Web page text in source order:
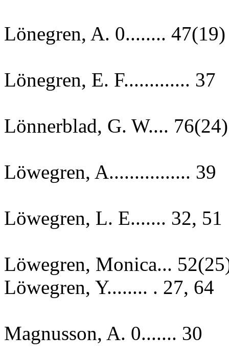
Lönegren, A. 0........ 47(19)
Lönegren, E. F............. 37
Lönnerblad, G. W.... 76(24)
Löwegren, A................ 39
Löwegren, L. E....... 32, 51
Löwegren, Monica...
Löwegren, Y........ . 27, 64
Magnusson, A. 0....... 30